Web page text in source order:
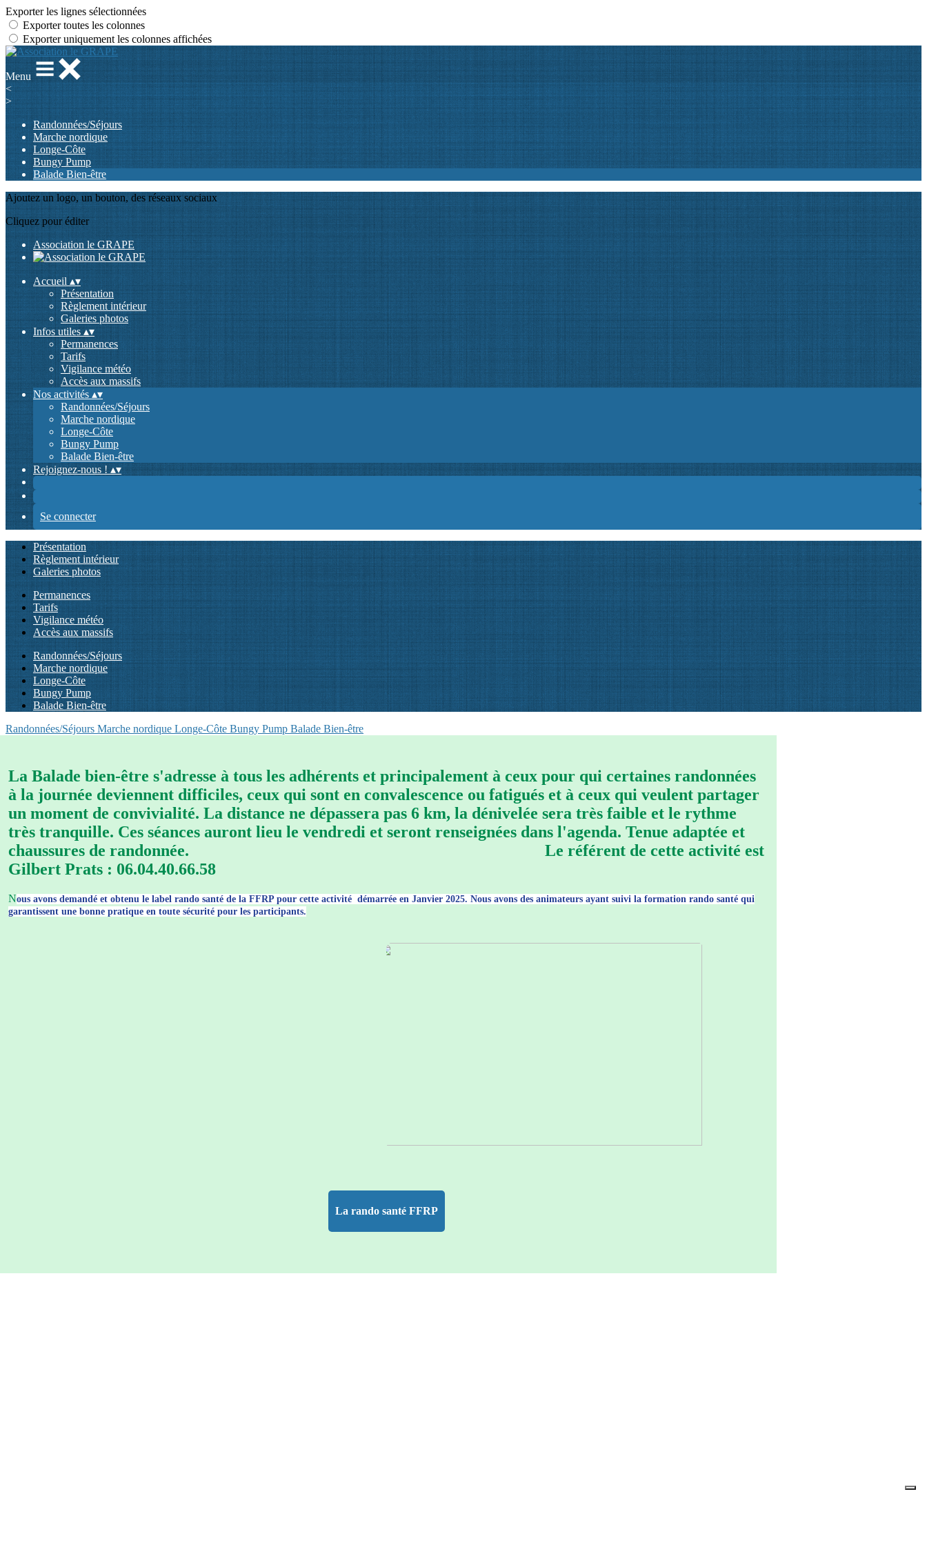
Exporter les lignes sélectionnées
Exporter toutes les colonnes
Exporter uniquement les colonnes affichées
Menu
<
>
Randonnées/Séjours
Marche nordique
Longe-Côte
Bungy Pump
Balade Bien-être
Ajoutez un logo, un bouton, des réseaux sociaux
Cliquez pour éditer
Association le GRAPE
Accueil ▴▾
Présentation
Règlement intérieur
Galeries photos
Infos utiles ▴▾
Permanences
Tarifs
Vigilance météo
Accès aux massifs
Nos activités ▴▾
Randonnées/Séjours
Marche nordique
Longe-Côte
Bungy Pump
Balade Bien-être
Rejoignez-nous ! ▴▾
Se connecter
Présentation
Règlement intérieur
Galeries photos
Permanences
Tarifs
Vigilance météo
Accès aux massifs
Randonnées/Séjours
Marche nordique
Longe-Côte
Bungy Pump
Balade Bien-être
Randonnées/Séjours Marche nordique Longe-Côte Bungy Pump Balade Bien-être
La Balade bien-être s'adresse à tous les adhérents et principalement à ceux pour qui certaines randonnées
à la journée deviennent difficiles, ceux qui sont en convalescence ou fatigués et à ceux qui veulent partager
un moment de convivialité. La distance ne dépassera pas 6 km, la dénivelée sera très faible et le rythme
très tranquille. Ces séances auront lieu le vendredi et seront renseignées dans l'agenda. Tenue adaptée et
chaussures de randonnée. Le référent de cette activité est
Gilbert Prats : 06.04.40.66.58
Nous avons demandé et obtenu le label rando santé de la FFRP pour cette activité démarrée en Janvier 2025. Nous avons des animateurs ayant suivi la formation rando santé qui
garantissent une bonne pratique en toute sécurité pour les participants.
La rando santé FFRP